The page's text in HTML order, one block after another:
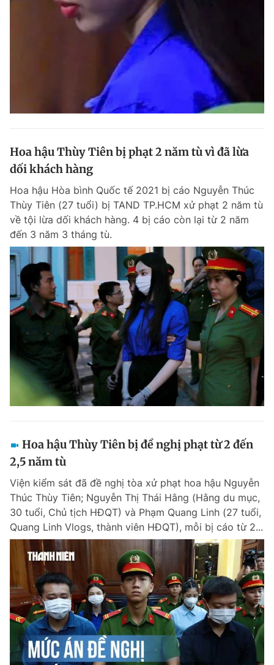
Đọc Thanh Niên trên điện thoại
Theo dõi báo trên
Hotline
0906 645 777
Liên hệ quảng cáo
Đặt báo Quảng cáo RSS Tòa soạn Chính sách bảo
Tổng biên tập: Nguyễn Ngọc Toàn
Phó tổng biên tập thường trực: Hải Thành
Phó tổng biên tập: Lâm Hiếu Dũng
Phó tổng biên tập: Trần Việt Hưng
Tổng thư ký tòa soạn: Đức Trung
Giấy phép xuất bản số 110/GP - BTTTT cấp ngày 24.3.2020
© 2003-2026 Bản quyền thuộc về Báo Thanh Niên. Cấm sao chép
dưới mọi hình thức nếu không có sự chấp thuận bằng văn bản.
Phát triển bởi ePi Technologies, JSC.
Hoa hậu Thùy Tiên bị phạt 2 năm tù vì đã lừa
dối khách hàng
Hoa hậu Hòa bình Quốc tế 2021 bị cáo Nguyễn Thúc
Thùy Tiên (27 tuổi) bị TAND TP.HCM xử phạt 2 năm tù
về tội lừa dối khách hàng. 4 bị cáo còn lại từ 2 năm
đến 3 năm 3 tháng tù.
Hoa hậu Thùy Tiên bị đề nghị phạt từ 2 đến
2,5 năm tù
Viện kiểm sát đã đề nghị tòa xử phạt hoa hậu Nguyễn
Thúc Thùy Tiên; Nguyễn Thị Thái Hằng (Hằng du mục,
30 tuổi, Chủ tịch HĐQT) và Phạm Quang Linh (27 tuổi,
Quang Linh Vlogs, thành viên HĐQT), mỗi bị cáo từ 2...